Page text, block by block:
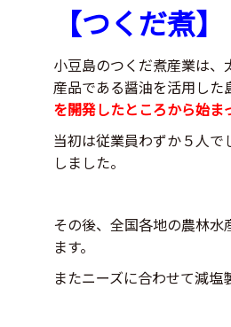
【つくだ煮】
小豆島のつくだ煮産業は
産品である醤油を活用し
を開発したところから始ま
当初は従業員わずか５人
しました。
その後、全国各地の農林
ます。
またニーズに合わせて減